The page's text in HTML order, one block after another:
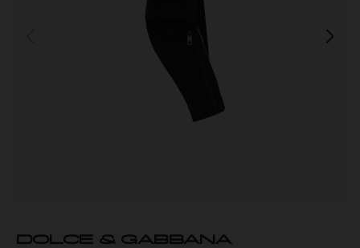
DOLCE & GABBANA